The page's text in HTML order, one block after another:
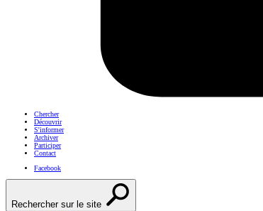
Chercher
Découvrir
S'informer
Archiver
Participer
Contact
Facebook
Rechercher sur le site